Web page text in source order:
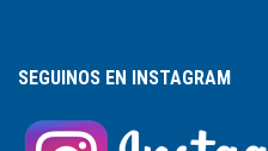
SEGUINOS EN INSTAGRAM